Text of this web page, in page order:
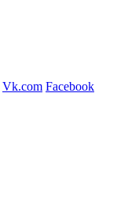
Vk.com Facebook